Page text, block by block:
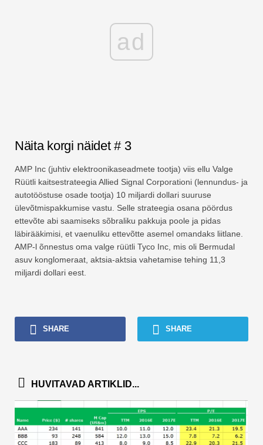
ad
Näita korgi näidet # 3
AMP Inc (juhtiv elektroonikaseadmete tootja) viis ellu Valge
Rüütli kaitsestrateegia Allied Signal Corporationi (lennundus- ja
autotööstuse osade tootja) 10 miljardi dollari suuruse
ülevõtmispakkumise vastu. Selle strateegia osana pöördus
ettevõte abi saamiseks sõbraliku pakkuja poole ja pidas
läbirääkimisi, et vaenuliku ettevõtte asemel omandaks liitlane.
AMP-l õnnestus oma valge rüütli Tyco Inc, mis oli Bermudal
asuv konglomeraat, aktsia-aktsia vahetamise tehing 11,3
miljardi dollari eest.
SHARE SHARE
HUVITAVAD ARTIKLID...